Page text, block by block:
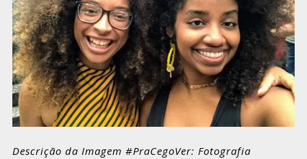
Descrição da Imagem #PraCegoVer: Fotografia